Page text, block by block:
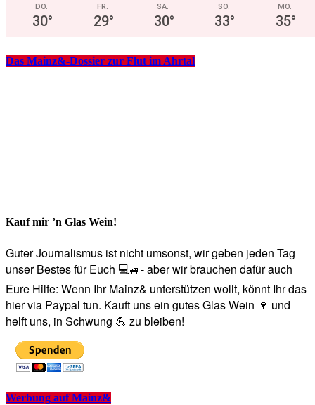
DO.
30°
FR.
29°
SA.
30°
SO.
33°
MO.
35°
Das Mainz&-Dossier zur Flut im Ahrtal
Kauf mir ’n Glas Wein!
Guter Journalismus ist nicht umsonst, wir geben jeden Tag
unser Bestes für Euch 💻🚙- aber wir brauchen dafür auch
Eure Hilfe: Wenn Ihr Mainz& unterstützen wollt, könnt Ihr das
hier via Paypal tun. Kauft uns ein gutes Glas Wein 🍷 und
helft uns, in Schwung 💪 zu bleiben!
Werbung auf Mainz&